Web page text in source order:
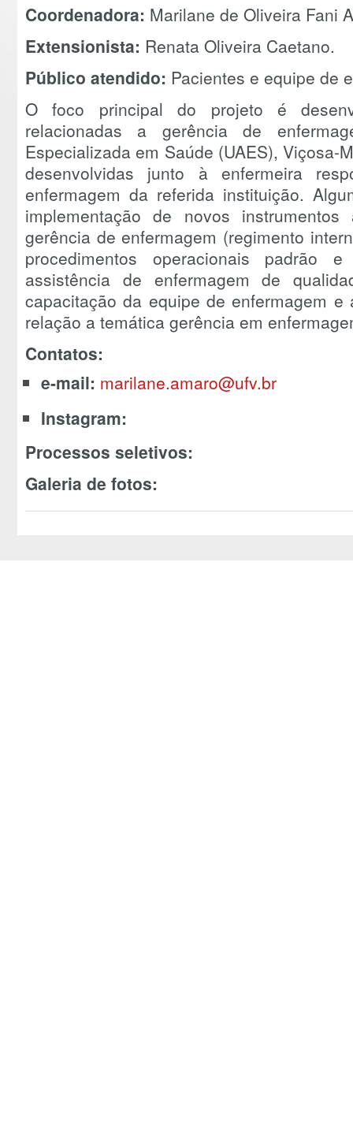
Coordenadora: Marilane de Oliveira Fani
Extensionista: Renata Oliveira Caetano.
Público atendido: Pacientes e equipe de
O foco principal do projeto é
relacionadas a gerência de
Especializada em Saúde (UAES), Viçosa-
desenvolvidas junto à enfermeira
enfermagem da referida instituição.
implementação de novos instrumentos
gerência de enfermagem (regimento
procedimentos operacionais padrão
assistência de enfermagem de
capacitação da equipe de enfermagem
relação a temática gerência em
Contatos:
e-mail: marilane.amaro@ufv.br
Instagram:
Processos seletivos:
Galeria de fotos: